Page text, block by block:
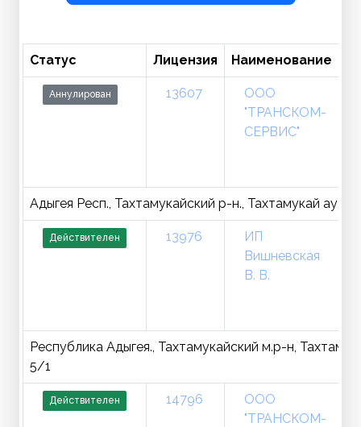
Статус Лицензия Наименование
Аннулирован 13607
ООО
"ТРАНСКОМ-
СЕРВИС"
Адыгея Респ., Тахтамукайский р-н., Тахтамукай
Действителен 13976
ИП
Вишневская
В. В.
Республика Адыгея., Тахтамукайский м.р-н,
5/1
Действителен 14796
ООО
"ТРАНСКОМ-